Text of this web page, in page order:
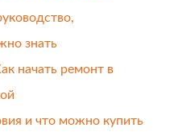
знать
начать ремонт в
и что можно купить